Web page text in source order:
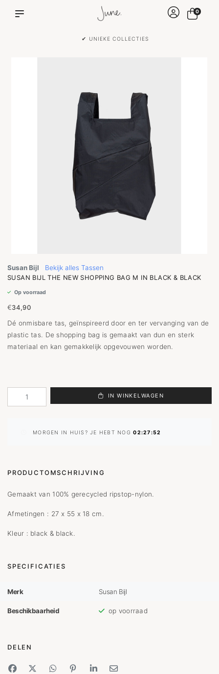
✔ VOOR 15:00 BESTELD IS DEZELFDE DAG
0
Susan Bijl
Bekijk alles Tassen
SUSAN BIJL THE NEW SHOPPING BAG M IN BLACK & BLACK
Op voorraad
€34,90
Dé onmisbare tas, geïnspireerd door en ter vervanging van de
plastic tas. De shopping bag is gemaakt van dun en sterk
materiaal en kan gemakkelijk opgevouwen worden.
IN WINKELWAGEN
MORGEN IN HUIS? JE HEBT NOG02:27:52
PRODUCTOMSCHRIJVING
Gemaakt van 100% gerecycled ripstop-nylon.
Afmetingen : 27 x 55 x 18 cm.
Kleur : black & black.
SPECIFICATIES
Merk Susan Bijl
Beschikbaarheid op voorraad
DELEN